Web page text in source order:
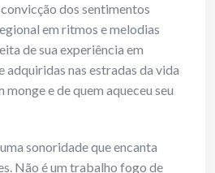
dos sentimentos
em ritmos e melodias
de sua experiência em
adquiridas nas estradas da vida
e de quem aqueceu seu
sonoridade que encanta
Não é um trabalho fogo de